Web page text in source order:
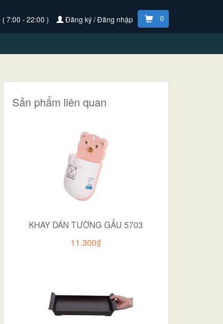
( 7:00 - 22:00 ) Đăng ký / Đăng nhập 0
Sản phẩm liên quan
KHAY DÁN TƯỜNG GẤU 5703
11.300₫